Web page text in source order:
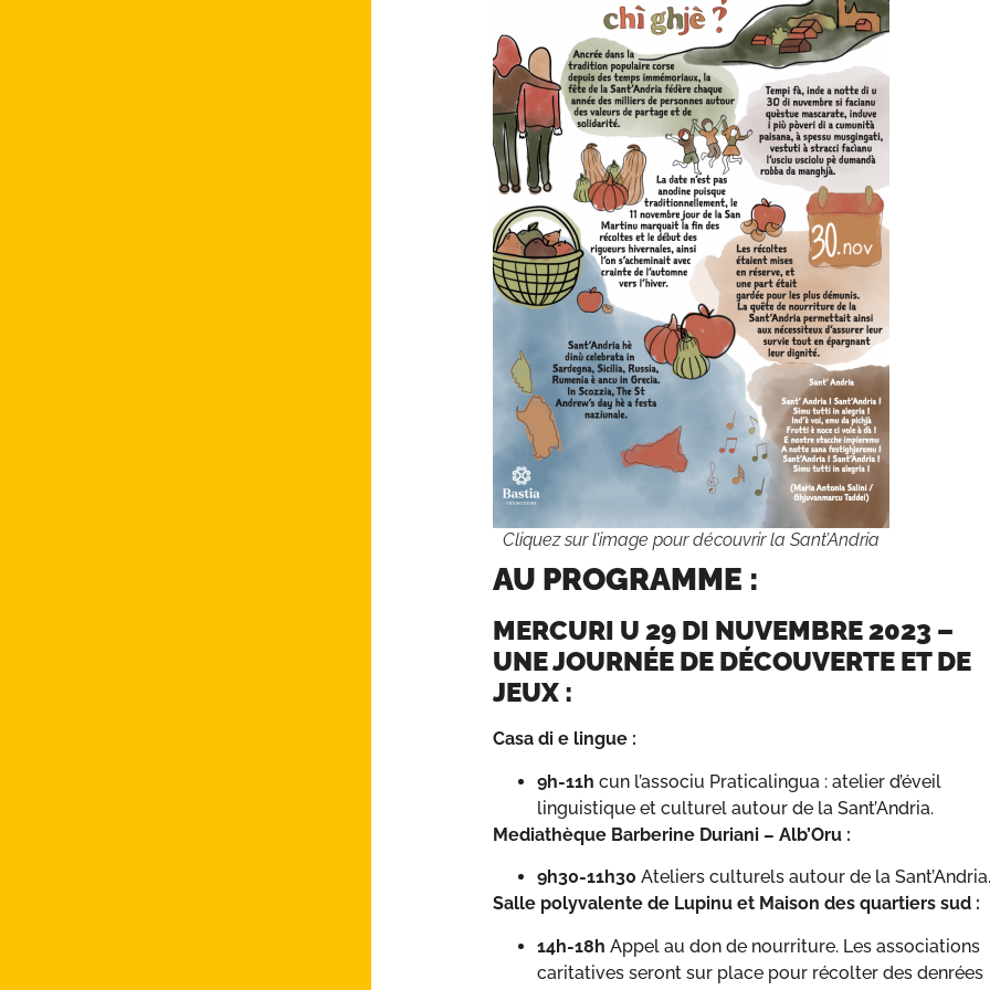
Cliquez sur l’image pour découvrir la Sant’Andria
AU PROGRAMME :
MERCURI U 29 DI NUVEMBRE 2023 –
UNE JOURNÉE DE DÉCOUVERTE ET DE
JEUX :
Casa di e lingue :
9h-11h cun l’associu Praticalingua : atelier d’éveil
linguistique et culturel autour de la Sant’Andria.
Mediathèque Barberine Duriani – Alb’Oru :
9h30-11h30 Ateliers culturels autour de la Sant’Andria.
Salle polyvalente de Lupinu et Maison des quartiers sud :
14h-18h Appel au don de nourriture. Les associations
caritatives seront sur place pour récolter des denrées